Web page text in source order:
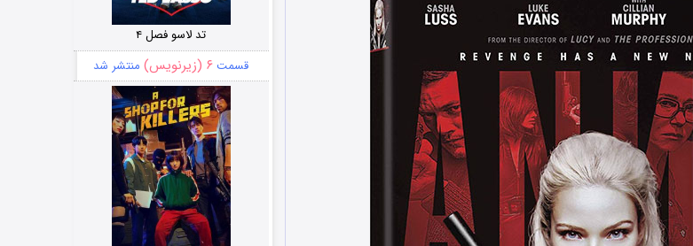
تد لاسو فصل ۴
قسمت ۶ (زیرنویس) منتشر شد